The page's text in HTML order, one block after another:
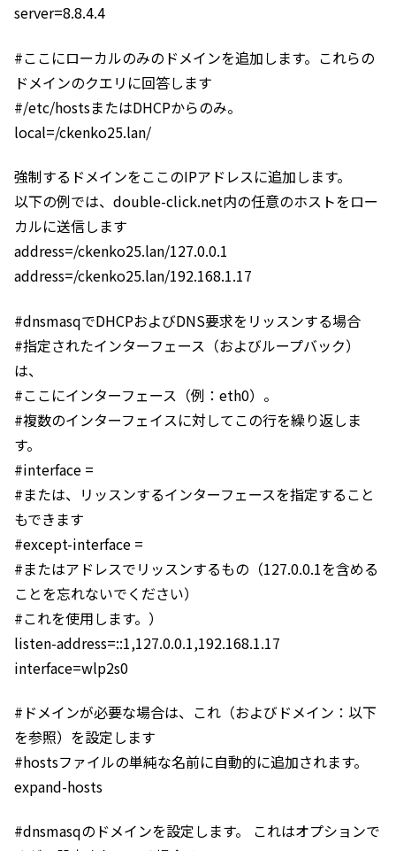
server=8.8.4.4
#ここにローカルのみのドメインを追加します。これらの
ドメインのクエリに回答します
#/etc/hostsまたはDHCPからのみ。
local=/ckenko25.lan/
強制するドメインをここのIPアドレスに追加します。
以下の例では、double-click.net内の任意のホストをロー
カルに送信します
address=/ckenko25.lan/127.0.0.1
address=/ckenko25.lan/192.168.1.17
#dnsmasqでDHCPおよびDNS要求をリッスンする場合
#指定されたインターフェース（およびループバック）
は、
#ここにインターフェース（例：eth0）。
#複数のインターフェイスに対してこの行を繰り返しま
す。
#interface =
#または、リッスンするインターフェースを指定すること
もできます
#except-interface =
#またはアドレスでリッスンするもの（127.0.0.1を含める
ことを忘れないでください）
#これを使用します。）
listen-address=::1,127.0.0.1,192.168.1.17
interface=wlp2s0
#ドメインが必要な場合は、これ（およびドメイン：以下
を参照）を設定します
#hostsファイルの単純な名前に自動的に追加されます。
expand-hosts
#dnsmasqのドメインを設定します。 これはオプションで